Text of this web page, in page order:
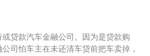
说的大绿本，其做为车辆使用权的法
、产权过户办理手续等一切车辆备案
贷款汽车金融公司。因为是贷款购
司怕车主在未还清车贷前把车卖掉，